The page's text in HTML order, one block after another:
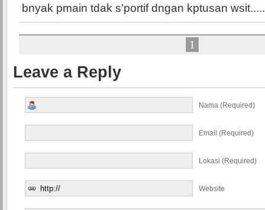
bnyak pmain tdak s'portif dngan kptusan
1
Leave a Reply
Nama (required)
Email (required)
Lokasi (required)
Website